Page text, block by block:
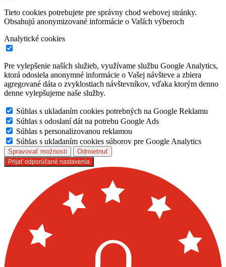
Tieto cookies potrebujete pre správny chod webovej stránky.
Obsahujú anonymizované informácie o Vaších výberoch
Analytické cookies
Pre vylepšenie naších služieb, využívame službu Google Analytics,
ktorá odosiela anonymné informácie o Vašej návšteve a zbiera
agregované dáta o zvyklostiach návštevníkov, vďaka ktorým denno
denne vylepšujeme naše služby.
Súhlas s ukladaním cookies potrebných na Google Reklamu
Súhlas s odoslaní dát na potrebu Google Ads
Súhlas s personalizovanou reklamou
Súhlas s ukladaním cookies súborov pre Google Analytics
Spravovať možnosti Odmietnuť
Prijať odporúčané nastavenia